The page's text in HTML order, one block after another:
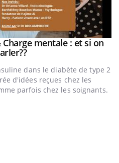
mentale : et si on
Youtube
dans le diabète de type 2
d'idées reçues chez les
parfois chez les soignants.